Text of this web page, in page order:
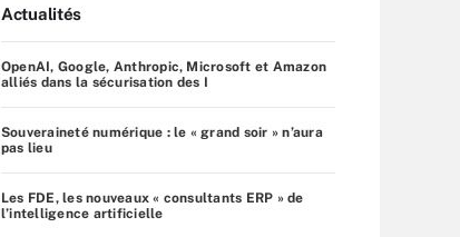
Actualités
OpenAI, Google, Anthropic, Microsoft et Amazon
alliés dans la sécurisation des I
Souveraineté numérique : le « grand soir » n’aura
pas lieu
Les FDE, les nouveaux « consultants ERP » de
l’intelligence artificielle